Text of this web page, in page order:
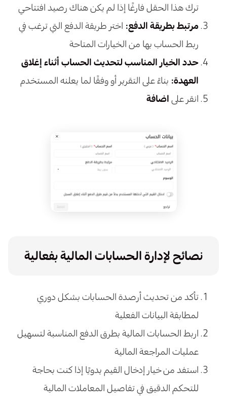
ترك هذا الحقل فارغًا إذا لم يكن هناك رصيد افتتاحي
مرتبط بطريقة الدفع: اختر طريقة الدفع التي ترغب في
ربط الحساب بها من الخيارات المتاحة
حدد الخيار المناسب لتحديث الحساب أثناء إغلاق
العهدة: بناءً على التقرير أو وفقًا لما يعلنه المستخدم
انقر على اضافة
نصائح لإدارة الحسابات المالية بفعالية
تأكد من تحديث أرصدة الحسابات بشكل دوري
لمطابقة البيانات الفعلية
اربط الحسابات المالية بطرق الدفع المناسبة لتسهيل
عمليات المراجعة المالية
استفد من خيار إدخال القيم يدويًا إذا كنت بحاجة
للتحكم الدقيق في تفاصيل المعاملات المالية